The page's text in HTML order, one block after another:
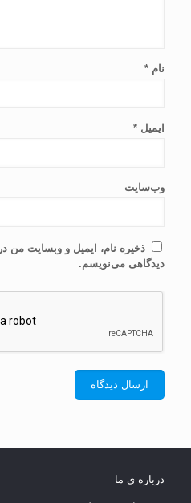
نام *
ایمیل *
وب‌سایت
ذخیره نام، ایمیل و وبسایت من
دیدگاهی می‌نویسم.
درباره ی ما